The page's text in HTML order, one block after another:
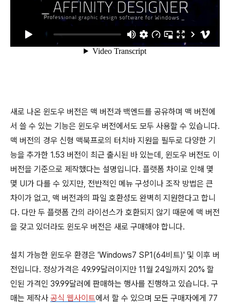
새로 나온 윈도우 버전은 맥 버전과 백엔드를 공유하며 맥 버전에
서 쓸 수 있는 기능은 윈도우 버전에서도 모두 사용할 수 있습니다.
맥 버전의 경우 신형 맥북프로의 터치바 지원을 필두로 다양한 기
능을 추가한 1.53 버전이 최근 출시된 바 있는데, 윈도우 버전도 이
버전을 기준으로 제작했다는 설명입니다. 플랫폼 차이로 인해 몇
몇 UI가 다를 수 있지만, 전반적인 메뉴 구성이나 조작 방법은 큰
차이가 없고, 맥 버전과의 파일 호환성도 완벽히 지원한다고 합니
다. 다만 두 플랫폼 간의 라이선스가 호환되지 않기 때문에 맥 버전
을 갖고 있더라도 윈도우 버전은 새로 구매해야 합니다.
설치 가능한 윈도우 환경은 'Windows7 SP1(64비트)' 및 이후 버
전입니다. 정상가격은 49.99달러이지만 11월 24일까지 20% 할
인된 가격인 39.99달러에 판매하는 행사를 진행하고 있습니다. 구
매는 제작사 공식 웹사이트에서 할 수 있으며 모든 구매자에게 77